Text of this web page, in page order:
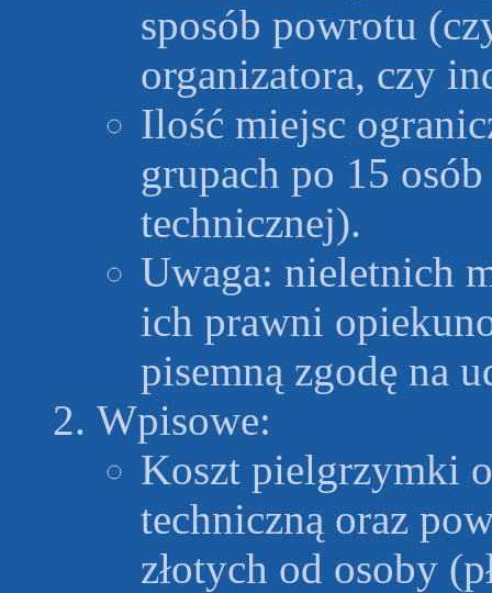
sposób powrotu
organizatora, czy
Ilość miejsc
grupach po 15
technicznej).
Uwaga: nieletnich
ich prawni
pisemną zgodę na
Wpisowe:
Koszt pielgrzymki
techniczną oraz
złotych od osoby